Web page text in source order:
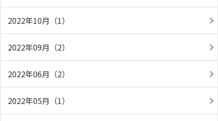
2022年10月（1）
2022年09月（2）
2022年06月（2）
2022年05月（1）